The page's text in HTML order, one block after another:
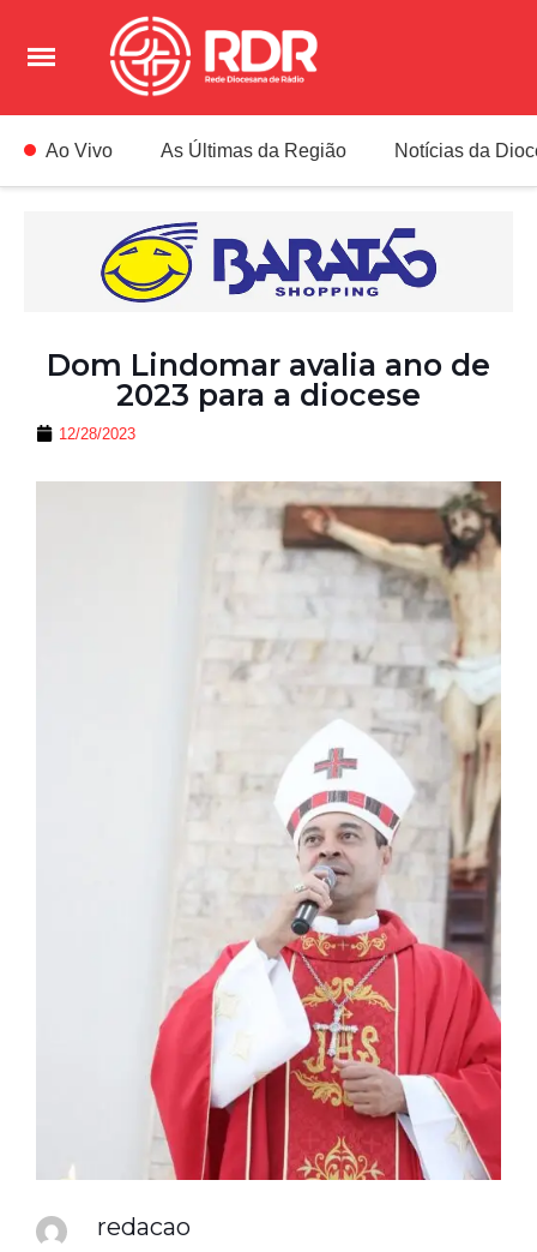
Ao Vivo As Últimas da Região Notícias da
Dom Lindomar avalia ano de
2023 para a diocese
12/28/2023
redacao